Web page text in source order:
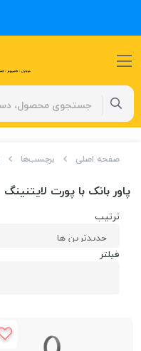
صفحه اصلی برچسب‌ها
پاور بانک با پورت لایتنینگ
ترتیب
فیلتر